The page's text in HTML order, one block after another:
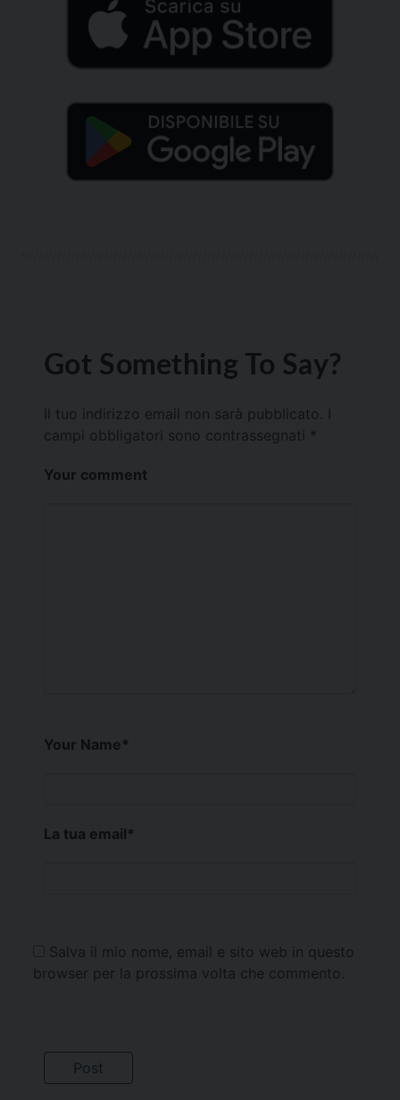
Got Something To Say?
Il tuo indirizzo email non sarà pubblicato.
campi obbligatori sono contrassegnati *
Your comment
Your Name*
La tua email*
Salva il mio nome, email e sito web in questo
browser per la prossima volta che commento.